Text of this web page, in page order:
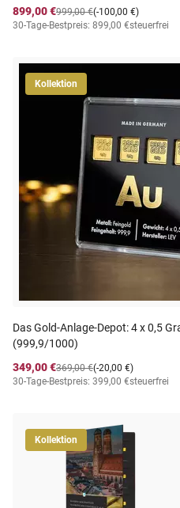
899,00 €
(-100,00 €)
999,00 €
30-Tage-Bestpreis: 899,00 €steuerfrei
Kollektion
Das Gold-Anlage-Depot: 4 x 0,5
(999,9/1000)
349,00 €
(-20,00 €)
369,00 €
30-Tage-Bestpreis: 399,00 €steuerfrei
Kollektion